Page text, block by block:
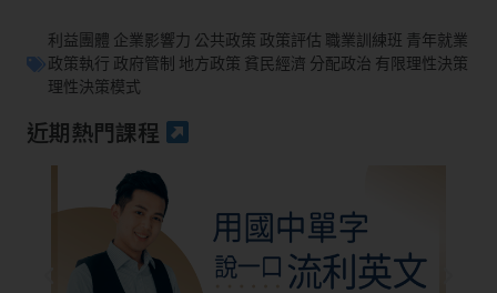
利益團體 企業影響力 公共政策 政策評估 職業訓練班 青年就業
政策執行 政府管制 地方政策 貧民經濟 分配政治 有限理性決策
理性決策模式
近期熱門課程